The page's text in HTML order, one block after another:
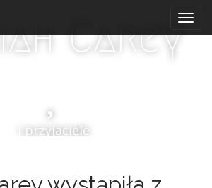
Carey
i przyjaciele